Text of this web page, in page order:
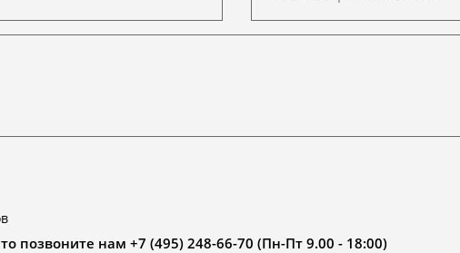
позвоните нам +7 (495) 248-66-70 (Пн-Пт 9.00 - 18:00)